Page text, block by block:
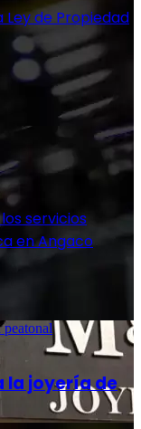
Ley de Propiedad
servicios
en Angaco
la joyería de